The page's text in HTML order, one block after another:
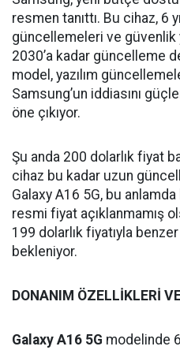
resmen tanıttı. Bu cihaz, 6
güncellemeleri ve güvenlik
2030’a kadar güncelleme
model, yazılım
Samsung’un iddiasını
öne çıkıyor.
Şu anda 200 dolarlık fiyat
cihaz bu kadar uzun
Galaxy A16 5G, bu
resmi fiyat açıklanmamış
199 dolarlık fiyatıyla
bekleniyor.
DONANIM ÖZELLİKLERİ
Galaxy A16 5G modelinde